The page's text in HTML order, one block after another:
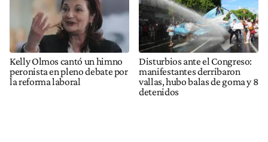
Kelly Olmos cantó un himno
peronista en pleno debate por
la reforma laboral
Disturbios ante el Congreso:
manifestantes derribaron
vallas, hubo balas de goma y 8
detenidos